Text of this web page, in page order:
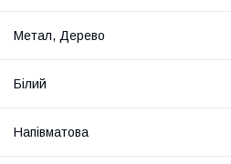
Метал, Дерево
Білий
Напівматова